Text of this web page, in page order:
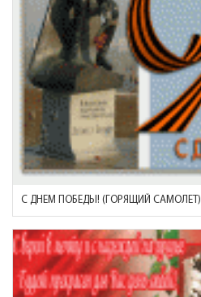
С ДНЕМ ПОБЕДЫ! (ГОРЯЩИЙ САМОЛЕТ)